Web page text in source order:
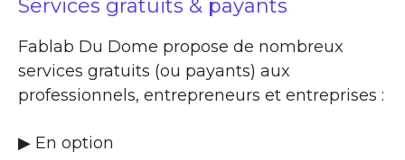
Services gratuits & payants
Fablab Du Dome propose de nombreux
services gratuits (ou payants) aux
professionnels, entrepreneurs et entreprises :
▶​ En option